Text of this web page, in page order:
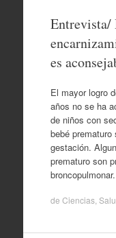
Entrevista/
es
El mayor logro
años no se ha
de niños con
bebé
gestación.
prematuro son
de Ciencias,